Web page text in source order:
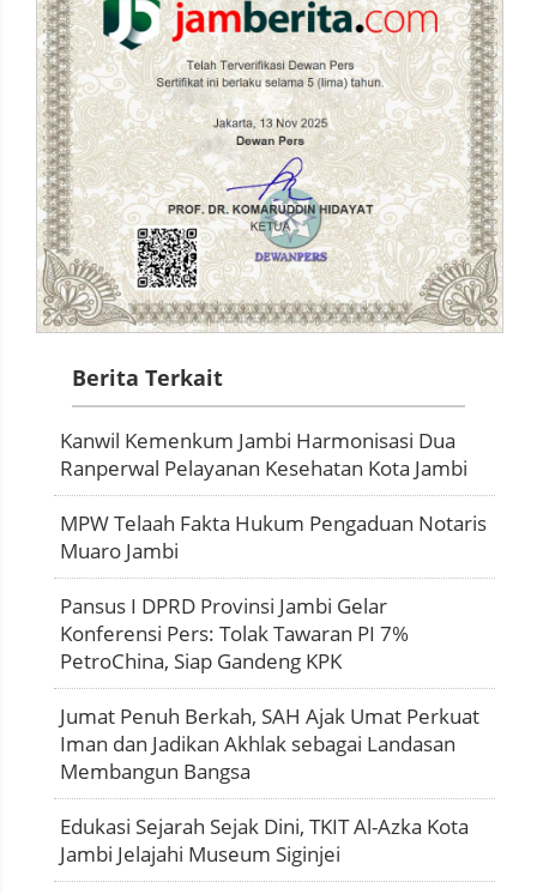
Berita Terkait
Kanwil Kemenkum Jambi Harmonisasi Dua
Ranperwal Pelayanan Kesehatan Kota Jambi
MPW Telaah Fakta Hukum Pengaduan Notaris
Muaro Jambi
Pansus I DPRD Provinsi Jambi Gelar
Konferensi Pers: Tolak Tawaran PI 7%
PetroChina, Siap Gandeng KPK
Jumat Penuh Berkah, SAH Ajak Umat Perkuat
Iman dan Jadikan Akhlak sebagai Landasan
Membangun Bangsa
Edukasi Sejarah Sejak Dini, TKIT Al-Azka Kota
Jambi Jelajahi Museum Siginjei